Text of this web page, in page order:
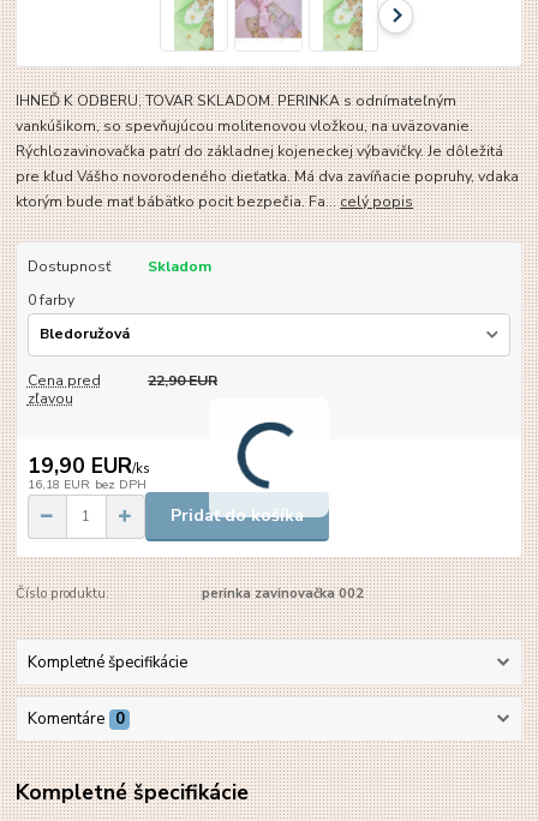
IHNEĎ K ODBERU, TOVAR SKLADOM. PERINKA s odnímateľným
vankúšikom, so spevňujúcou molitenovou vložkou, na uväzovanie.
Rýchlozavinovačka patrí do základnej kojeneckej výbavičky. Je dôležitá
pre kľud Vášho novorodeného dieťatka. Má dva zavíňacie popruhy, vdaka
ktorým bude mať bábätko pocit bezpečia. Fa...celý popis
Dostupnosť
Skladom
0 farby
Cena pred
zľavou
22,90 EUR
19,90 EUR/ks
16,18 EUR bez DPH
Pridať do košíka
Číslo produktu: perinka zavinovačka 002
Kompletné špecifikácie
Komentáre 0
Kompletné špecifikácie